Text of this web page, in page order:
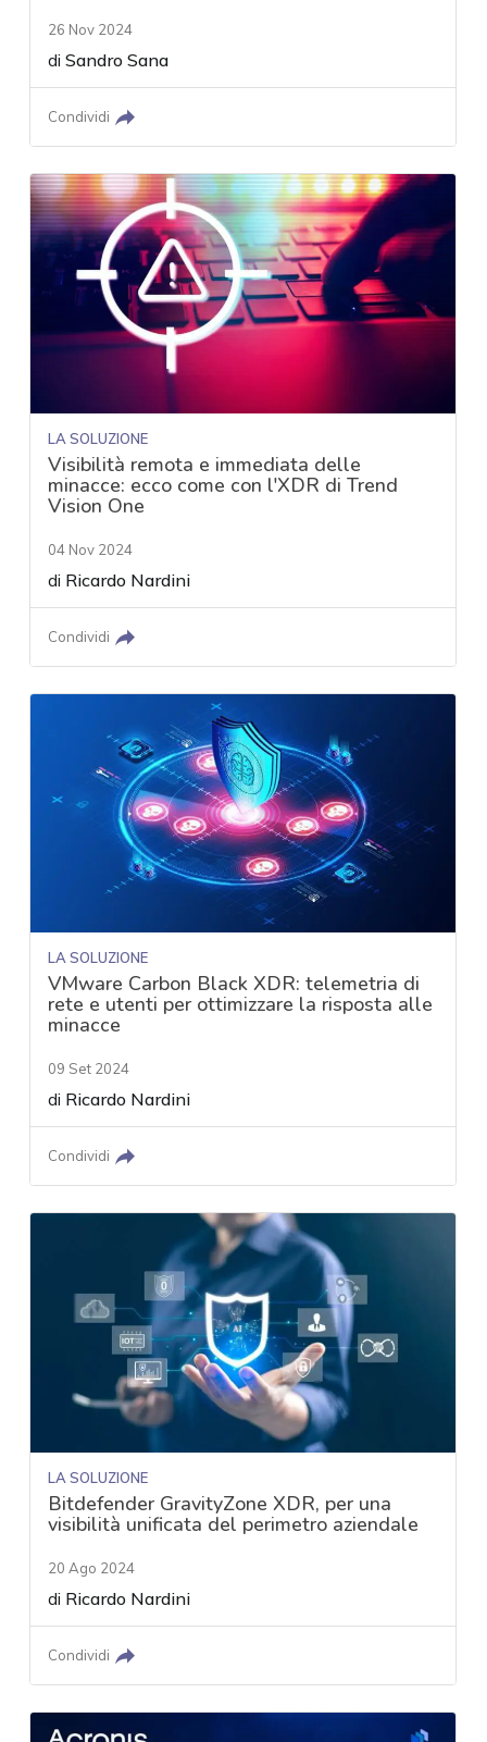
26 Nov 2024
diSandro Sana
Condividi
LA SOLUZIONE
Visibilità remota e immediata delle
minacce: ecco come con l'XDR di Trend
Vision One
04 Nov 2024
di Ricardo Nardini
Condividi
LA SOLUZIONE
VMware Carbon Black XDR: telemetria di
rete e utenti per ottimizzare la risposta alle
minacce
09 Set 2024
di Ricardo Nardini
Condividi
LA SOLUZIONE
Bitdefender GravityZone XDR, per una
visibilità unificata del perimetro aziendale
20 Ago 2024
di Ricardo Nardini
Condividi